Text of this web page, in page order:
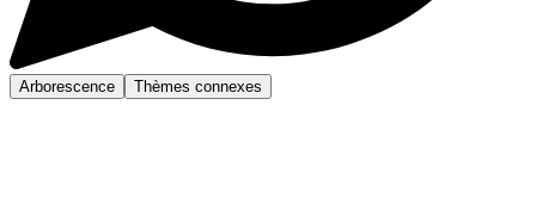
Arborescence Thèmes connexes